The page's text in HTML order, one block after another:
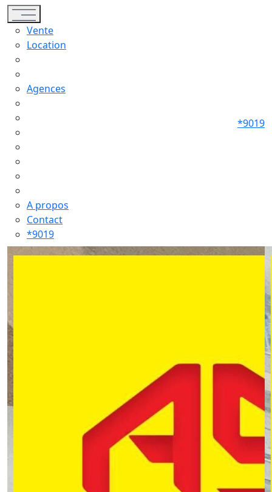
Toggle navigation
Vente
Location
Agences
A propos
Contact
*9019
*9019